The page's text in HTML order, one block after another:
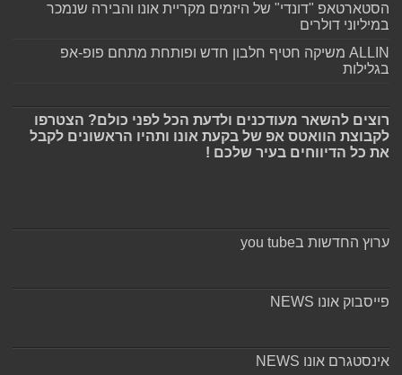
הסטארטאפ "דונדי" של היזמים מקריית אונו והבירה שנמכר
במיליוני דולרים
ALLIN משיקה חטיף חלבון חדש ופותחת מתחם פופ-אפ
בגלילות
רוצים להשאר מעודכנים ולדעת הכל לפני כולם? הצטרפו
לקבוצת הוואטס אפ של בקעת אונו ותהיו הראשונים לקבל
את כל הדיווחים בעיר שלכם !
ערוץ החדשות בyou tube
פייסבוק אונו NEWS
אינסטגרם אונו NEWS